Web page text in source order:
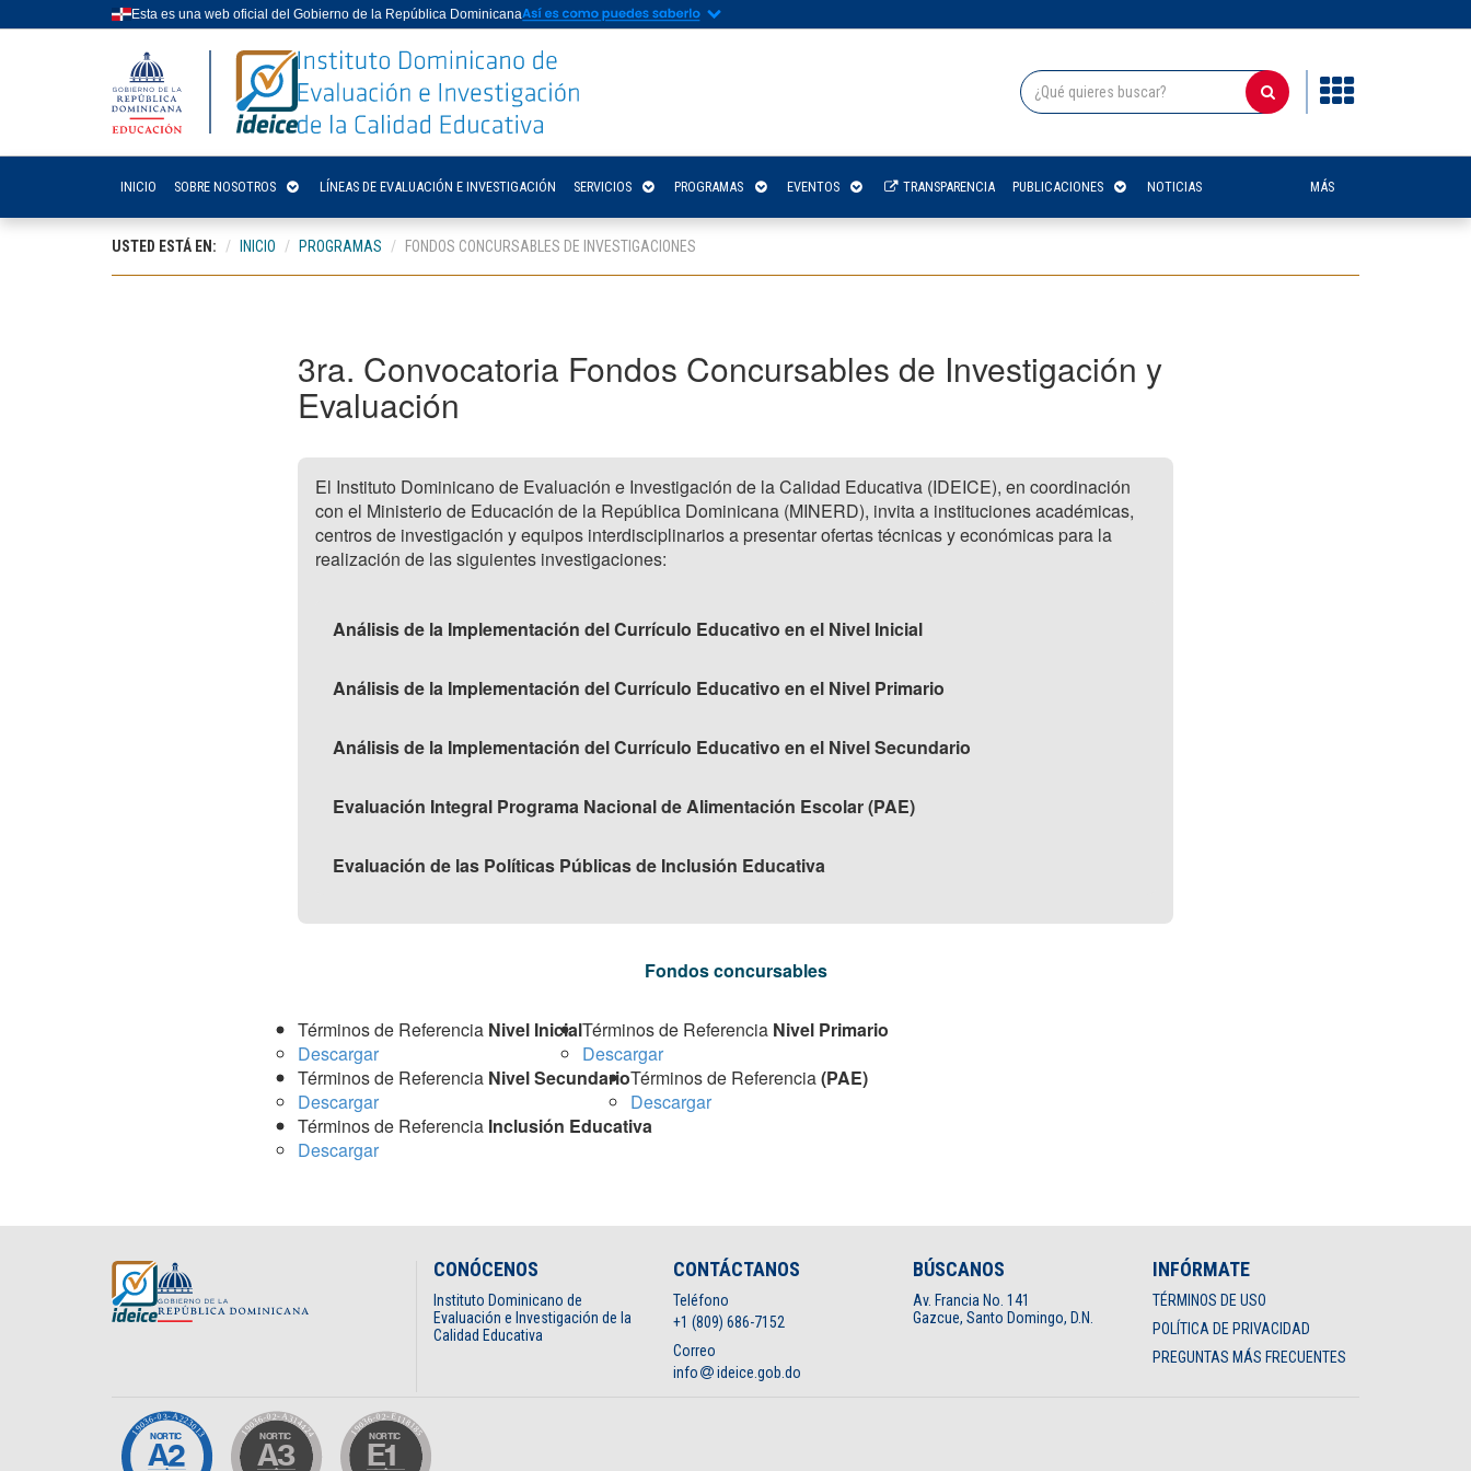
Esta es una web oficial del Gobierno de la República Dominicana
INICIO SOBRE NOSOTROS LÍNEAS DE EVALUACIÓN E INVESTIGACIÓN SERVICIOS PROGRAMAS EVENTOS TRANSPARENCIA PUBLICACIONES NOTICIAS MÁS
USTED ESTÁ EN: INICIO PROGRAMAS FONDOS CONCURSABLES DE INVESTIGACIONES
3ra. Convocatoria Fondos Concursables de Investigación y
Evaluación
El Instituto Dominicano de Evaluación e Investigación de la Calidad Educativa (IDEICE), en coordinación
con el Ministerio de Educación de la República Dominicana (MINERD), invita a instituciones académicas,
centros de investigación y equipos interdisciplinarios a presentar ofertas técnicas y económicas para la
realización de las siguientes investigaciones:
Análisis de la Implementación del Currículo Educativo en el Nivel Inicial
Análisis de la Implementación del Currículo Educativo en el Nivel Primario
Análisis de la Implementación del Currículo Educativo en el Nivel Secundario
Evaluación Integral Programa Nacional de Alimentación Escolar (PAE)
Evaluación de las Políticas Públicas de Inclusión Educativa
Fondos concursables
Términos de Referencia Nivel Inicial
Descargar
Términos de Referencia Nivel Primario
Descargar
Términos de Referencia Nivel Secundario
Descargar
Términos de Referencia(PAE)
Descargar
Términos de Referencia Inclusión Educativa
Descargar
CONÓCENOS
Instituto Dominicano de
Evaluación e Investigación de la
Calidad Educativa
CONTÁCTANOS
Teléfono
+1 (809) 686-7152
Correo
info
ideice.gob.do
BÚSCANOS
Av. Francia No. 141
Gazcue, Santo Domingo, D.N.
INFÓRMATE
TÉRMINOS DE USO
POLÍTICA DE PRIVACIDAD
PREGUNTAS MÁS FRECUENTES